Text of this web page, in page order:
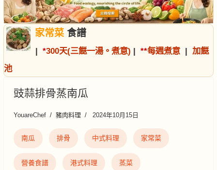
家常菜食譜
| *300天(三餸一湯。煮意) | **每週煮意 | 加餸
池
豉蒜排骨蒸南瓜
YouareChef 豬肉料理 2024年10月15日
南瓜 排骨 中式料理 家常菜
營養食譜 港式料理 蒸菜